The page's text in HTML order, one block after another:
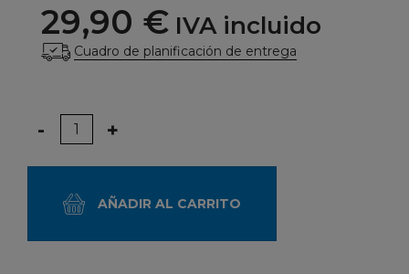
29,90 € IVA incluido
Cuadro de planificación de entrega
Cantidad
- +
AÑADIR AL CARRITO